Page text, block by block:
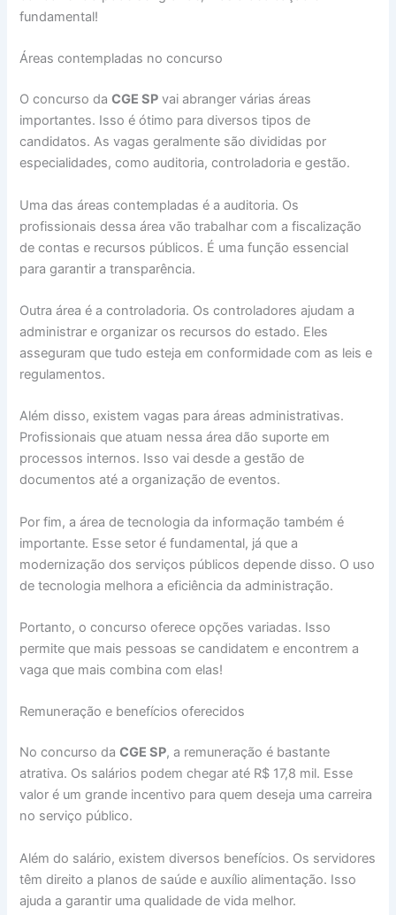
fundamental!
Áreas contempladas no concurso
O concurso daCGE SP vai abranger várias áreas
importantes. Isso é ótimo para diversos tipos de
candidatos. As vagas geralmente são divididas por
especialidades, como auditoria, controladoria e gestão.
Uma das áreas contempladas é a auditoria. Os
profissionais dessa área vão trabalhar com a fiscalização
de contas e recursos públicos. É uma função essencial
para garantir a transparência.
Outra área é a controladoria. Os controladores ajudam a
administrar e organizar os recursos do estado. Eles
asseguram que tudo esteja em conformidade com as leis e
regulamentos.
Além disso, existem vagas para áreas administrativas.
Profissionais que atuam nessa área dão suporte em
processos internos. Isso vai desde a gestão de
documentos até a organização de eventos.
Por fim, a área de tecnologia da informação também é
importante. Esse setor é fundamental, já que a
modernização dos serviços públicos depende disso. O uso
de tecnologia melhora a eficiência da administração.
Portanto, o concurso oferece opções variadas. Isso
permite que mais pessoas se candidatem e encontrem a
vaga que mais combina com elas!
Remuneração e benefícios oferecidos
No concurso daCGE SP, a remuneração é bastante
atrativa. Os salários podem chegar até R$ 17,8 mil. Esse
valor é um grande incentivo para quem deseja uma carreira
no serviço público.
Além do salário, existem diversos benefícios. Os servidores
têm direito a planos de saúde e auxílio alimentação. Isso
ajuda a garantir uma qualidade de vida melhor.